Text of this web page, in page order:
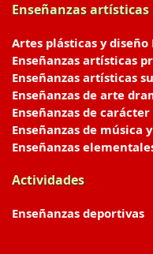
Enseñanzas artísticas
Artes plásticas y diseño
Enseñanzas artísticas
Enseñanzas artísticas
Enseñanzas de arte
Enseñanzas de
Enseñanzas de música y
Enseñanzas
Actividades
Enseñanzas deportivas